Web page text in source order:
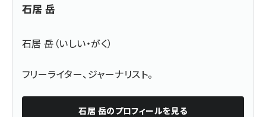
石居 岳
石居 岳（いしい・がく）
フリーライター、ジャーナリスト。
石居 岳のプロフィールを見る